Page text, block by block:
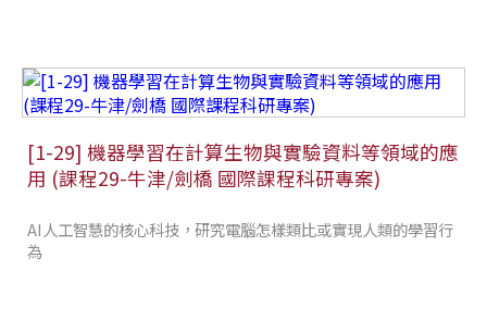
[1-29] 機器學習在計算生物與實驗資料等領域的應
用 (課程29-牛津/劍橋 國際課程科研專案)
AI人工智慧的核心科技，研究電腦怎樣類比或實現人類的學習行
為